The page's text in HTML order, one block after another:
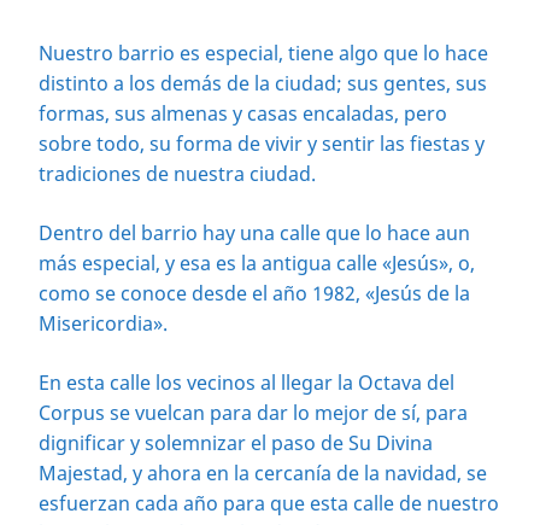
Nuestro barrio es especial, tiene algo que lo hace
distinto a los demás de la ciudad; sus gentes, sus
formas, sus almenas y casas encaladas, pero
sobre todo, su forma de vivir y sentir las fiestas y
tradiciones de nuestra ciudad.
Dentro del barrio hay una calle que lo hace aun
más especial, y esa es la antigua calle «Jesús», o,
como se conoce desde el año 1982, «Jesús de la
Misericordia».
En esta calle los vecinos al llegar la Octava del
Corpus se vuelcan para dar lo mejor de sí, para
dignificar y solemnizar el paso de Su Divina
Majestad, y ahora en la cercanía de la navidad, se
esfuerzan cada año para que esta calle de nuestro